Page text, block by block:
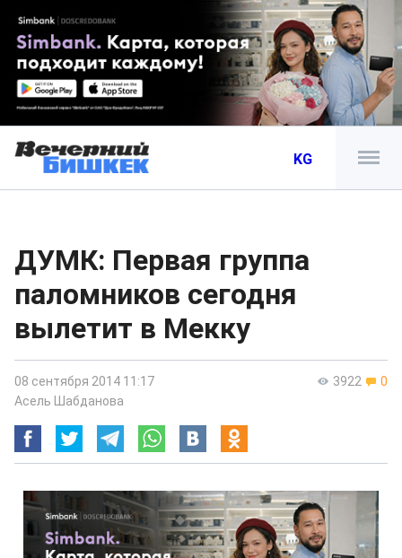
KG
ДУМК: Первая группа
паломников сегодня
вылетит в Мекку
3922 0
08 сентября 2014 11:17
Асель Шабданова